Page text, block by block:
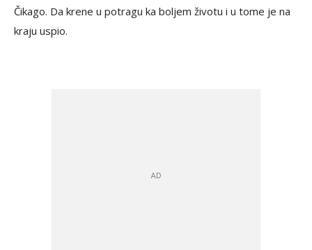
Čikago. Da krene u potragu ka boljem životu i u tome je na
kraju uspio.